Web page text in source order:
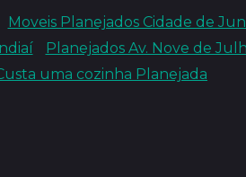
Moveis Planejados Cidade de
Planejados Av. Nove de
uma cozinha Planejada